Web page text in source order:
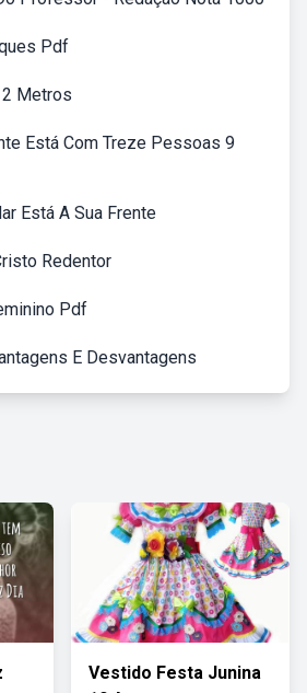
Pdf
Metros
Está Com Treze Pessoas 9
Está A Sua Frente
Redentor
Pdf
E Desvantagens
Vestido Festa Junina